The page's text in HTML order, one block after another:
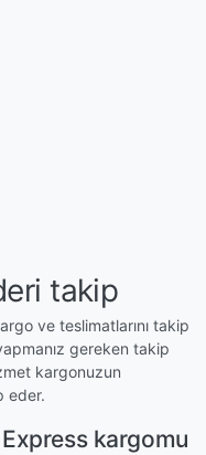
takip
ve teslimatlarını takip
gereken takip
kargonuzun
eder.
kargomu